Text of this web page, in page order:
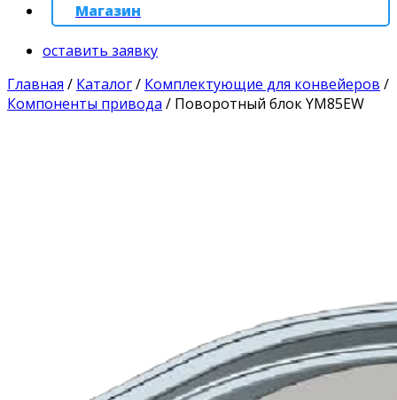
Магазин
оставить заявку
Главная / Каталог/ Комплектующие для конвейеров /
Компоненты привода / Поворотный блок YM85EW